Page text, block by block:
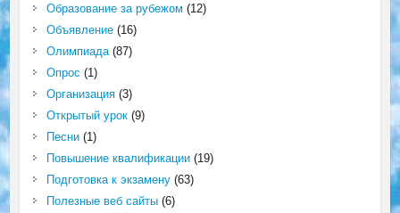
Образование за рубежом (12)
Объявление(16)
Олимпиада(87)
Опрос (1)
Организация(3)
Открытый урок(9)
Песни(1)
Повышение квалификации(19)
Подготовка к экзамену(63)
Полезные веб сайты(6)